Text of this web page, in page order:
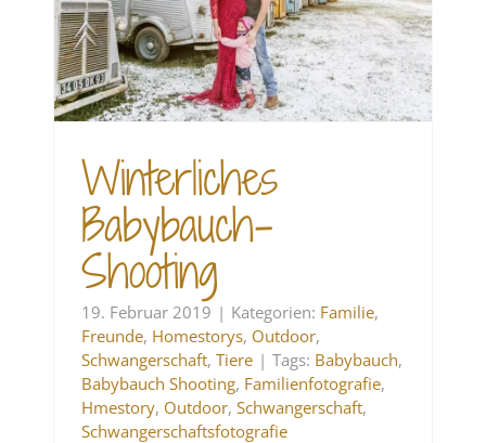
Winterliches
Babybauch-
Shooting
19. Februar 2019 | Kategorien: Familie,
Freunde, Homestorys, Outdoor,
Schwangerschaft,Tiere | Tags: Babybauch,
Babybauch Shooting, Familienfotografie,
Hmestory, Outdoor,Schwangerschaft,
Schwangerschaftsfotografie